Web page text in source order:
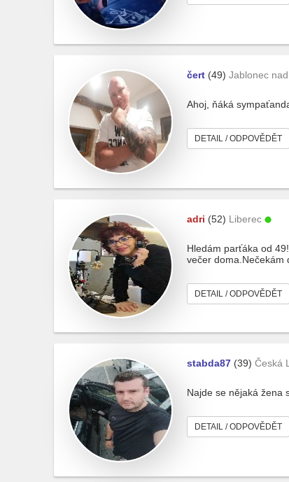
čert (49) Jablonec
Ahoj, ňáká
DETAIL / ODPOVĚDĚT
adri (52) Liberec
Hledám parťáka od
večer doma.Nečekám
DETAIL / ODPOVĚDĚT
stabda87 (39) Česká
Najde se nějaká žena
DETAIL / ODPOVĚDĚT